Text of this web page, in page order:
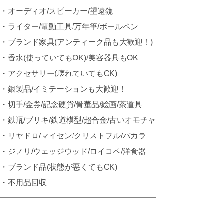
・オーディオ/スピーカー/望遠鏡
・ライター/電動工具/万年筆/ボールペン
・ブランド家具(アンティーク品も大歓迎！)
・香水(使っていてもOK)/美容器具もOK
・アクセサリー(壊れていてもOK)
・銀製品/イミテーションも大歓迎！
・切手/金券/記念硬貨/骨董品/絵画/茶道具
・鉄瓶/ブリキ/鉄道模型/超合金/古いオモチャ
・リヤドロ/マイセン/クリストフル/バカラ
・ジノリ/ウェッジウッド/ロイコペ/洋食器
・ブランド品(状態が悪くてもOK)
・不用品回収
━━━━━━━━━━━━━━━━━━━━